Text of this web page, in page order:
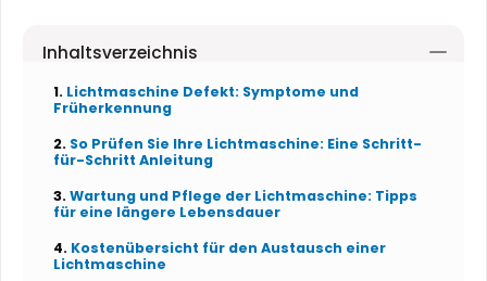
Inhaltsverzeichnis
Lichtmaschine Defekt: Symptome und
Früherkennung
So Prüfen Sie Ihre Lichtmaschine: Eine Schritt-
für-Schritt Anleitung
Wartung und Pflege der Lichtmaschine: Tipps
für eine längere Lebensdauer
Kostenübersicht für den Austausch einer
Lichtmaschine